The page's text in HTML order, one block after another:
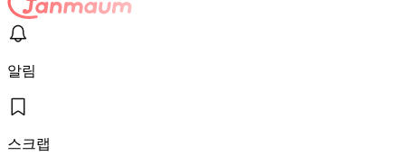
알림
스크랩